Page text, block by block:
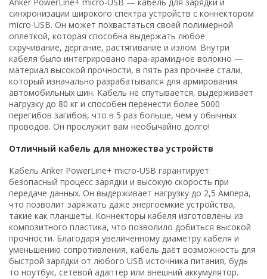
синхронизации широкого спектра устройств с коннектором
micro-USB. Он может похвастаться своей полимерной
оплеткой, которая способна выдержать любое
скручивание, дёргание, растягивание и излом. Внутри
кабеля было интегрировано пара-арамидное волокно —
материал высокой прочности, в пять раз прочнее стали,
который изначально разрабатывался для армирования
автомобильных шин. Кабель не спутывается, выдерживает
нагрузку до 80 кг и способен перенести более 5000
перегибов загибов, что в 5 раз больше, чем у обычных
проводов. Он прослужит вам необычайно долго!
Отличный кабель для множества устройств
Кабель Anker PowerLine+ micro-USB гарантирует
безопасный процесс зарядки и высокую скорость при
передаче данных. Он выдерживает нагрузку до 2,5 Ампера,
что позволит заряжать даже энергоёмкие устройства,
такие как планшеты. Коннекторы кабеля изготовлены из
композитного пластика, что позволило добиться высокой
прочности. Благодаря увеличенному диаметру кабеля и
уменьшению сопротивления, кабель даёт возможность для
быстрой зарядки от любого USB источника питания, будь
то ноутбук, сетевой адаптер или внешний аккумулятор.